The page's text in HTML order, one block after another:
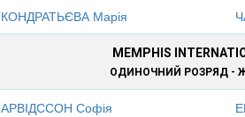
КОНДРАТЬЄВА Марія
MEMPHIS
ОДИНОЧНИЙ РОЗРЯД -
АРВІДССОН Софія